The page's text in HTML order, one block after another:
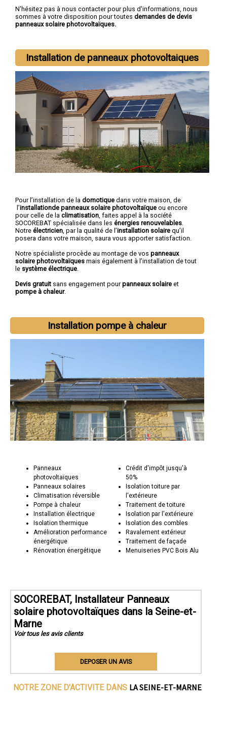
N'hésitez pas à nous contacter pour plus d'informations, nous
sommes à votre disposition pour toutes demandes de devis
panneaux solaire photovoltaïques.
Installation de panneaux photovoltaiques
Pour l’installation de la domotique dans votre maison, de
l’installationde panneaux solaire photovoltaïque ou encore
pour celle de la climatisation, faites appel à la société
SOCOREBAT spécialisée dans les énergies renouvelables.
Notre électricien, par la qualité de l’installation solaire qu’il
posera dans votre maison, saura vous apporter satisfaction.
Notre spécialiste procède au montage de vos panneaux
solaire photovoltaïques mais également à l’installation de tout
le système électrique.
Devis gratuit sans engagement pourpanneaux solaire et
pompe à chaleur.
Installation pompe à chaleur
Panneaux
photovoltaïques
Panneaux solaires
Climatisation réversible
Pompe à chaleur
Installation électrique
Isolation thermique
Amélioration performance
énergétique
Rénovation énergétique
Crédit d'impôt jusqu'à
50%
Isolation toiture par
l'extérieure
Traitement de toiture
Isolation par l'extérieure
Isolation des combles
Ravalement extérieur
Traitement de façade
Menuiseries PVC Bois Alu
SOCOREBAT, Installateur Panneaux
solaire photovoltaïques dans la Seine-et-
Marne
Voir tous les avis clients
DEPOSER UN AVIS
NOTRE ZONE D'ACTIVITE DANS LA SEINE-ET-MARNE